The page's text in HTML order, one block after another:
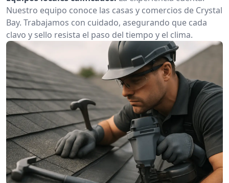
Nuestro equipo conoce las casas y comercios de Crystal
Bay. Trabajamos con cuidado, asegurando que cada
clavo y sello resista el paso del tiempo y el clima.